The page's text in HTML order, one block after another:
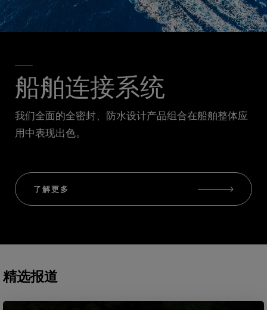
船舶连接系统
我们全面的全密封、防水设计产品组合在船舶整体应
用中表现出色。
了解更多
精选报道